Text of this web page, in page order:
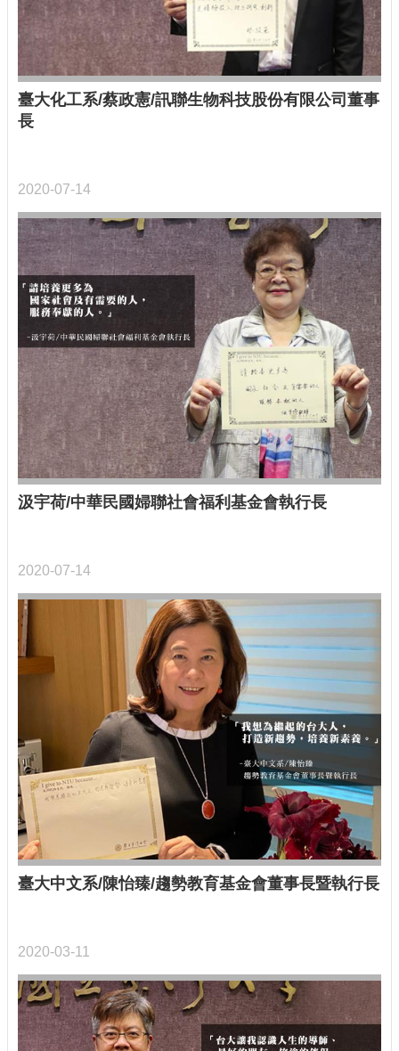
臺大化工系/蔡政憲/訊聯生物科技股份有限公司董事
長
2020-07-14
汲宇荷/中華民國婦聯社會福利基金會執行長
2020-07-14
臺大中文系/陳怡臻/趨勢教育基金會董事長暨執行長
2020-03-11